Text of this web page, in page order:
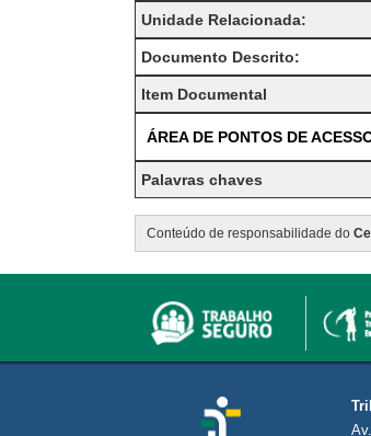
Unidade Relacionada:
Documento Descrito:
Item Documental
ÁREA DE PONTOS DE
Palavras chaves
Conteúdo de responsabilidade do